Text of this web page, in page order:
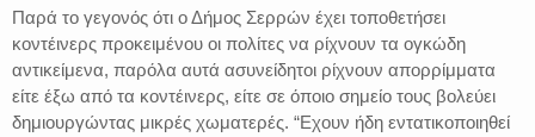
Παρά το γεγονός ότι ο Δήμος Σερρών έχει τοποθετήσει
κοντέινερς προκειμένου οι πολίτες να ρίχνουν τα ογκώδη
αντικείμενα, παρόλα αυτά ασυνείδητοι ρίχνουν απορρίμματα
είτε έξω από τα κοντέινερς, είτε σε όποιο σημείο τους βολεύει
δημιουργώντας μικρές χωματερές. “Εχουν ήδη εντατικοποιηθεί